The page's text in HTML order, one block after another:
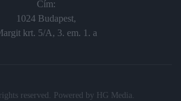
Cím:
1024 Budapest,
krt. 5/A, 3. em. 1. a
reserved. Powered by HG Media